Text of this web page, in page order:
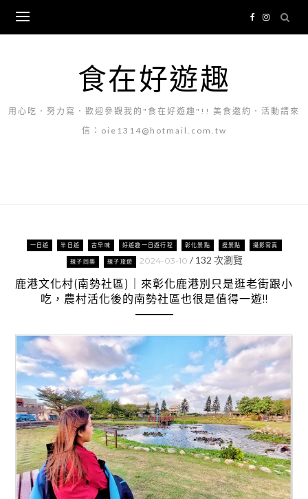
content
食在好遊趣
用心吃．努力寫．歡迎參觀我的"食在好遊趣"!! 美食邀約．活動請來
信：oie1314@hotmail.com.tw
一日遊 半日遊 古早味 好遊趣一日遊行程 彰化景點 搜景點 攝影寫真
親子同樂 親子旅遊 2024-03-10 / 132 次瀏覽
鹿港文化村(南勢社區)｜來彰化鹿港別只是逛老街跟小
吃，農村活化後的南勢社區也很是值得一遊!!